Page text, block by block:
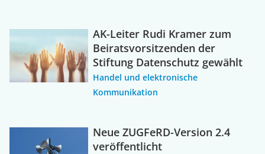
AK-Leiter Rudi Kramer zum
Beiratsvorsitzenden der
Stiftung Datenschutz gewählt
Handel und elektronische
Kommunikation
Neue ZUGFeRD-Version 2.4
veröffentlicht